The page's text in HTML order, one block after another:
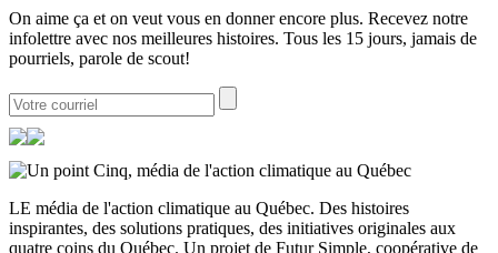
On aime ça et on veut vous en donner encore plus. Recevez notre
infolettre avec nos meilleures histoires. Tous les 15 jours, jamais de
pourriels, parole de scout!
LE média de l'action climatique au Québec. Des histoires
inspirantes, des solutions pratiques, des initiatives originales aux
quatre coins du Québec. Un projet de Futur Simple, coopérative de